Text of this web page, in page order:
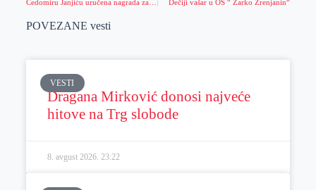
Čedomiru Janjiću uručena nagrada za najboljeg Gradonačelnika Dečiji vašar u OŠ “ Žarko Zrenjanin“
POVEZANE vesti
VESTI
Dragana Mirković donosi najveće
hitove na Trg slobode
8. avgust 2026. 23:22